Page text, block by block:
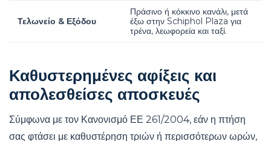
Τελωνείο & Εξόδου
Πράσινο ή κόκκινο κανάλι, μετά
έξω στην Schiphol Plaza για
τρένα, λεωφορεία και ταξί.
Καθυστερημένες αφίξεις και
απολεσθείσες αποσκευές
Σύμφωνα με τον Κανονισμό ΕΕ 261/2004, εάν η πτήση
σας φτάσει με καθυστέρηση τριών ή περισσότερων ωρών,